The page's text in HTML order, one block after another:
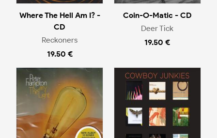
Where The Hell Am I? -
CD
Reckoners
19.50 €
Coin-O-Matic - CD
Deer Tick
19.50 €